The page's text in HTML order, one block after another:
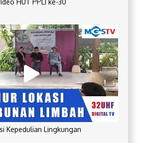
HUT PPLI ke-30
Kepedulian Lingkungan